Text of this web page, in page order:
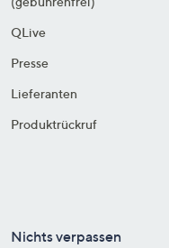
QLive
Presse
Lieferanten
Produktrückruf
Nichts verpassen